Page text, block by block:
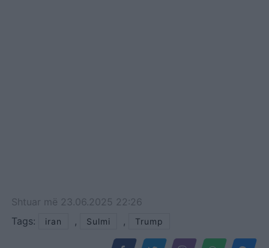
Shtuar më 23.06.2025 22:26
Tags:
iran , Sulmi , Trump